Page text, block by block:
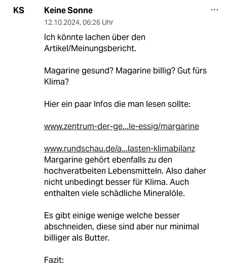
KS Keine Sonne
12.10.2024, 06:26 Uhr
Ich könnte lachen über den
Artikel/Meinungsbericht.
Magarine gesund? Magarine billig? Gut fürs
Klima?
Hier ein paar Infos die man lesen sollte:
www.zentrum-der-ge...le-essig/margarine
www.rundschau.de/a...lasten-klimabilanz
Margarine gehört ebenfalls zu den
hochveratbeiten Lebensmitteln. Also daher
nicht unbedingt besser für Klima. Auch
enthalten viele schädliche Mineralöle.
Es gibt einige wenige welche besser
abschneiden, diese sind aber nur minimal
billiger als Butter.
Fazit: